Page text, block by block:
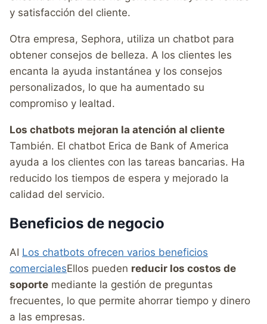
y satisfacción del cliente.
Otra empresa, Sephora, utiliza un chatbot para
obtener consejos de belleza. A los clientes les
encanta la ayuda instantánea y los consejos
personalizados, lo que ha aumentado su
compromiso y lealtad.
Los chatbots mejoran la atención al cliente
También. El chatbot Erica de Bank of America
ayuda a los clientes con las tareas bancarias. Ha
reducido los tiempos de espera y mejorado la
calidad del servicio.
Beneficios de negocio
AI Los chatbots ofrecen varios beneficios
comercialesEllos pueden reducir los costos de
soporte mediante la gestión de preguntas
frecuentes, lo que permite ahorrar tiempo y dinero
a las empresas.